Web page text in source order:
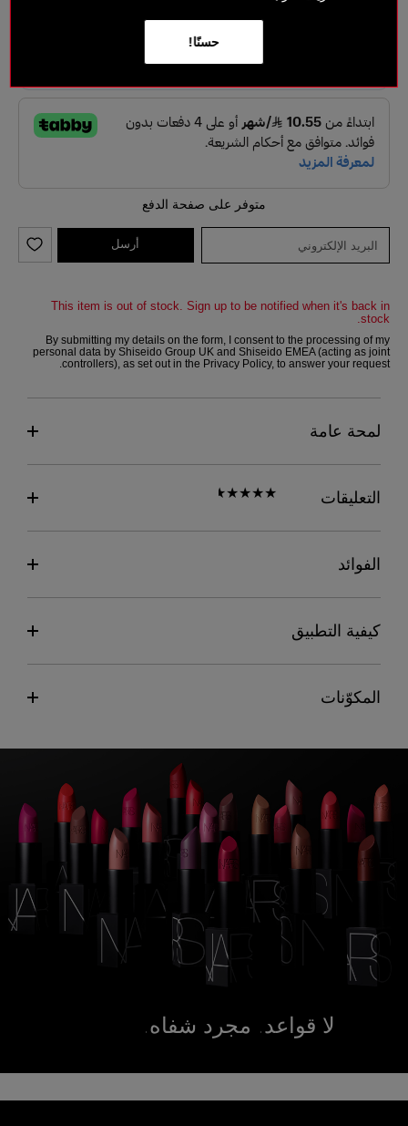
حسنًا!
متوفر على صفحة الدفع
أرسل
This item is out of stock. Sign up to be notified when it's back in
stock.
By submitting my details on the form, I consent to the processing of my
personal data by Shiseido Group UK and Shiseido EMEA (acting as joint
controllers), as set out in the Privacy Policy, to answer your request.
لمحة عامة
التعليقات
الفوائد
كيفية التطبيق
المكوّنات
لا قواعد. مجرد شفاه.